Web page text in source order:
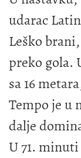
udarac
Leško
preko gola.
sa 16
Tempo je u
dalje
U 71.